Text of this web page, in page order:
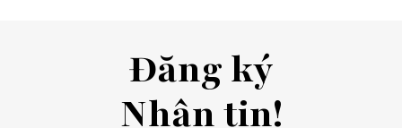
Đăng ký
Nhận tin!